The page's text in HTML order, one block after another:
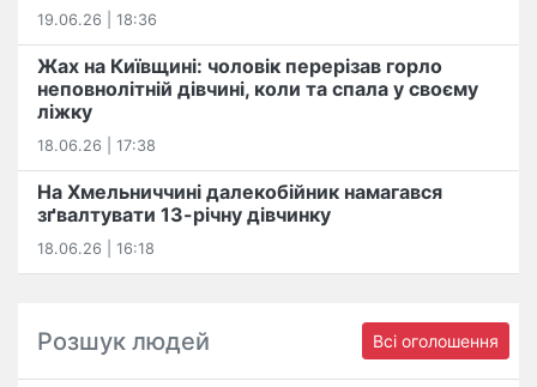
19.06.26 | 18:36
Жах на Київщині: чоловік перерізав горло
неповнолітній дівчині, коли та спала у своєму
ліжку
18.06.26 | 17:38
На Хмельниччині далекобійник намагався
зґвалтувати 13-річну дівчинку
18.06.26 | 16:18
Розшук людей Всі оголошення